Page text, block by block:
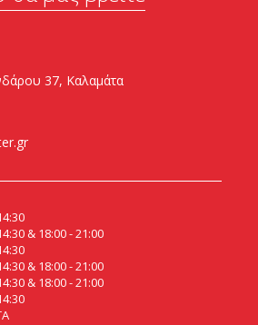
37, Καλαμάτα
& 18:00 - 21:00
& 18:00 - 21:00
& 18:00 - 21:00